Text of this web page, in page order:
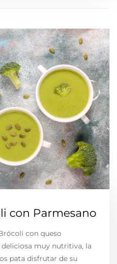
con Parmesano
con queso
deliciosa muy nutritiva, la
pata disfrutar de su